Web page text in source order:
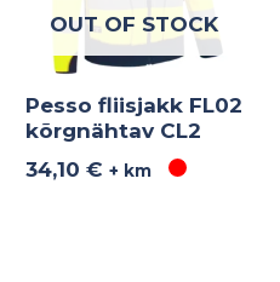
OUT OF STOCK
Pesso fliisjakk FL02
kõrgnähtav CL2
34,10 € + km